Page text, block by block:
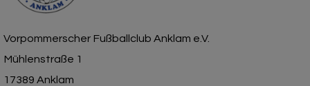
Vorpommerscher Fußballclub Anklam e.V.
Mühlenstraße 1
17389 Anklam